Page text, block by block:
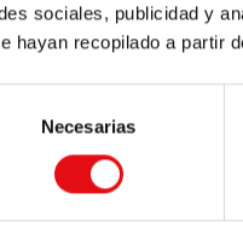
sociales, publicidad y
hayan recopilado a partir
Necesarias